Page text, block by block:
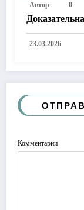
Автор 0
23.03.2026
Комментарии